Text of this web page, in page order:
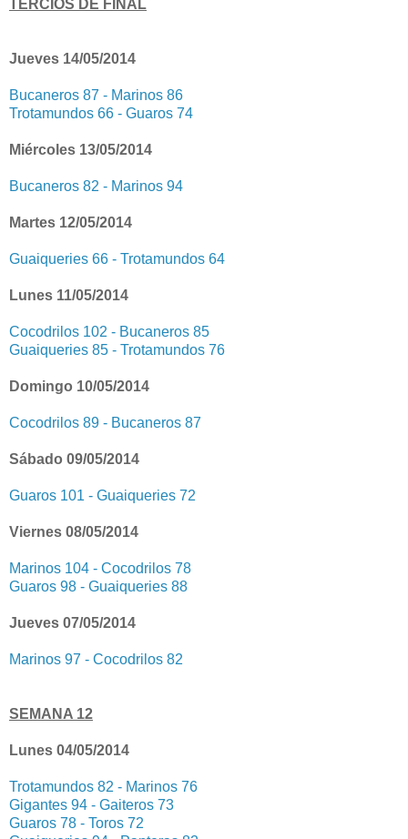
TERCIOS DE FINAL
Jueves 14/05/2014
Bucaneros 87 - Marinos 86
Trotamundos 66 - Guaros 74
Miércoles 13/05/2014
Bucaneros 82 - Marinos 94
Martes 12/05/2014
Guaiqueries 66 - Trotamundos 64
Lunes 11/05/2014
Cocodrilos 102 - Bucaneros 85
Guaiqueries 85 - Trotamundos 76
Domingo 10/05/2014
Cocodrilos 89 - Bucaneros 87
Sábado 09/05/2014
Guaros 101 - Guaiqueries 72
Viernes 08/05/2014
Marinos 104 - Cocodrilos 78
Guaros 98 - Guaiqueries 88
Jueves 07/05/2014
Marinos 97 - Cocodrilos 82
SEMANA 12
Lunes 04/05/2014
Trotamundos 82 - Marinos 76
Gigantes 94 - Gaiteros 73
Guaros 78 - Toros 72